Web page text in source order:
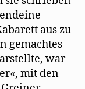
aus zu
gemachtes
war
mit den